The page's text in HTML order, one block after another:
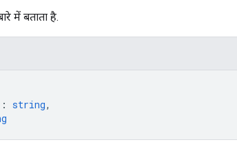
में बताता है.
: string,